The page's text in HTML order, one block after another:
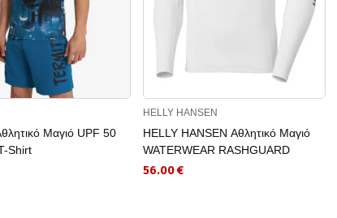
Mαγιό UPF 50
Shirt
HELLY HANSEN
HELLY HANSEN Αθλητικό Mαγιό
WATERWEAR RASHGUARD
56.00 €